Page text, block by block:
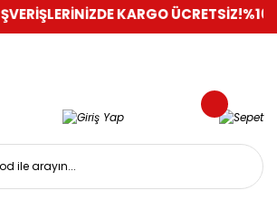
KARGO ÜCRETSİZ!%100